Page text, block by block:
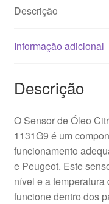
Descrição
Informação adicional
Descrição
O Sensor de Óleo
1131G9 é um
funcionamento
e Peugeot. Este
nível e a
funcione dentro dos